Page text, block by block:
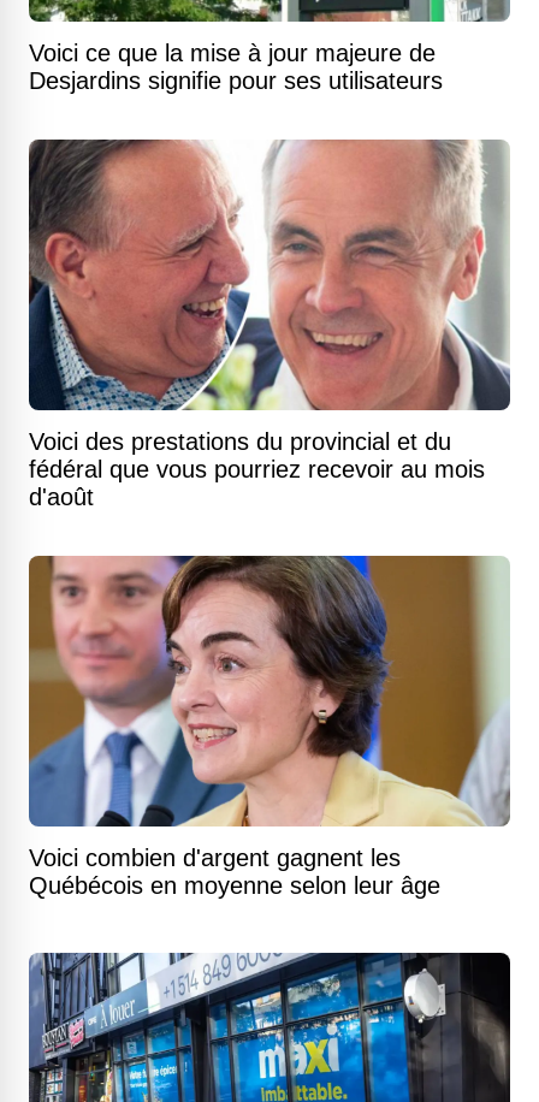
Voici ce que la mise à jour majeure de
Desjardins signifie pour ses utilisateurs
Voici des prestations du provincial et du
fédéral que vous pourriez recevoir au mois
d'août
Voici combien d'argent gagnent les
Québécois en moyenne selon leur âge